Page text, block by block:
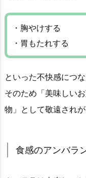
・胸やけする
・胃もたれする
といった不快感につな
そのため「美味しい
物」として敬遠されが
食感のアンバラ